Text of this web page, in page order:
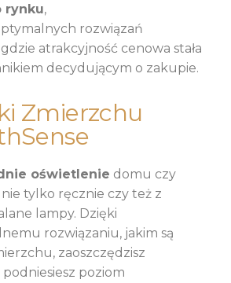
rynku,
rozwiązań
atrakcyjność cenowa stała
decydującym o zakupie.
Zmierzchu
oświetlenie domu czy
tylko ręcznie czy też z
lampy. Dzięki
rozwiązaniu, jakim są
zaoszczędzisz
podniesiesz poziom